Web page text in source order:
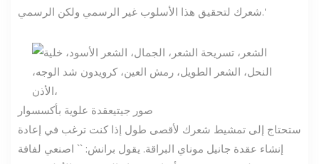
شعرك لتحقيق هذا الأسلوب غير الرسمي ولكن الرسمي.'
صور جيتيعقدة علوية بأكسسوار
ستحتاج إلى تمشيط شعرك لأقصى طول إذا كنت ترغب في إعادة
إنشاء عقدة جانيل موناي البراقة. يقول برانش: `` اصنعي لفافة